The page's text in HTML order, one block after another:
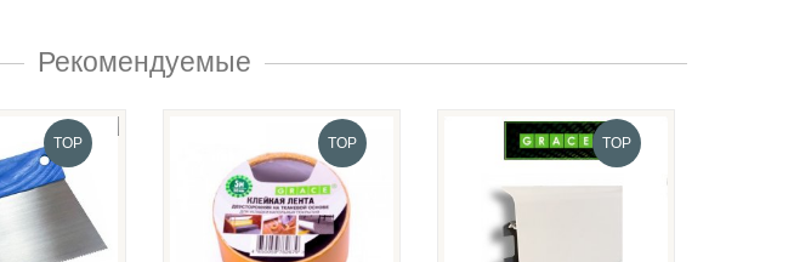
Рекомендуемые
TOP TOP TOP